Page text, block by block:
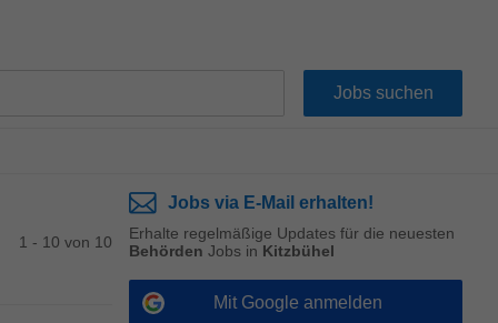
1 - 10 von 10
Jobs via E-Mail erhalten!
Erhalte regelmäßige Updates für die neuesten
Behörden Jobs in Kitzbühel
Mit Google anmelden